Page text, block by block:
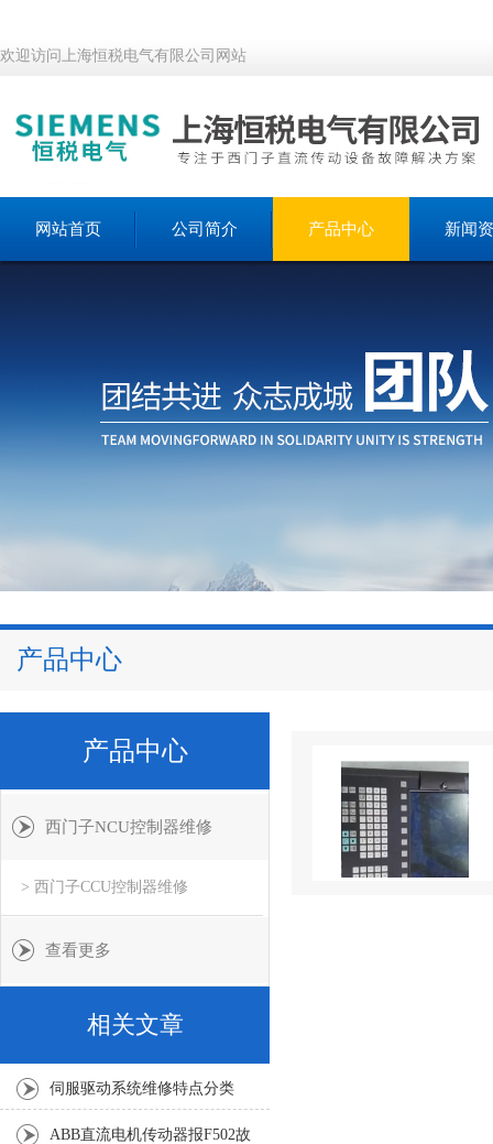
欢迎访问上海恒税电气有限公司网站
网站首页 公司简介 产品中心 新闻
产品中心
产品中心
西门子NCU控制器维修
> 西门子CCU控制器维修
查看更多
相关文章
伺服驱动系统维修特点分类
ABB直流电机传动器报F502故